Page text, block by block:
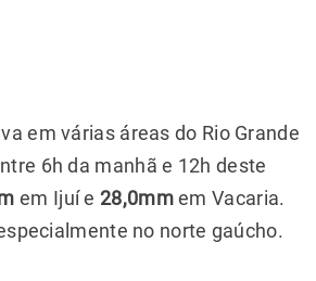
em várias áreas do Rio Grande
6h da manhã e 12h deste
em Ijuí e28,0mmem Vacaria.
no norte gaúcho.